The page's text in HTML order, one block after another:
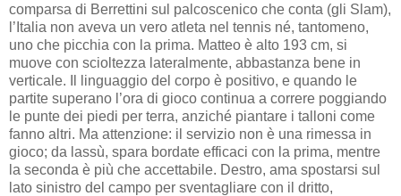
comparsa di Berrettini sul palcoscenico che conta (gli Slam),
l’Italia non aveva un vero atleta nel tennis né, tantomeno,
uno che picchia con la prima. Matteo è alto 193 cm, si
muove con scioltezza lateralmente, abbastanza bene in
verticale. Il linguaggio del corpo è positivo, e quando le
partite superano l’ora di gioco continua a correre poggiando
le punte dei piedi per terra, anziché piantare i talloni come
fanno altri. Ma attenzione: il servizio non è una rimessa in
gioco; da lassù, spara bordate efficaci con la prima, mentre
la seconda è più che accettabile. Destro, ama spostarsi sul
lato sinistro del campo per sventagliare con il dritto,